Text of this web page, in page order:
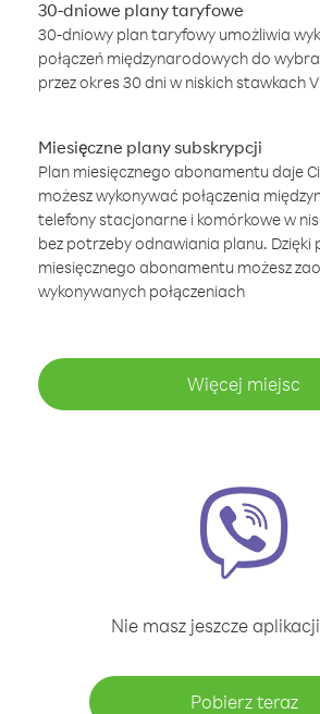
30-dniowe plany taryfowe
30-dniowy plan taryfowy umożliwia
połączeń międzynarodowych do
przez okres 30 dni w niskich stawkach
Miesięczne plany subskrypcji
Plan miesięcznego abonamentu daje
możesz wykonywać połączenia
telefony stacjonarne i komórkowe w
bez potrzeby odnawiania planu. Dzięki
miesięcznego abonamentu możesz
wykonywanych połączeniach
Więcej miejsc
Nie masz jeszcze
Pobierz teraz